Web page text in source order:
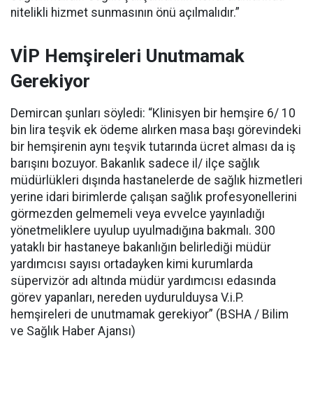
nitelikli hizmet sunmasının önü açılmalıdır.”
VİP Hemşireleri Unutmamak
Gerekiyor
Demircan şunları söyledi: “Klinisyen bir hemşire 6/ 10
bin lira teşvik ek ödeme alırken masa başı görevindeki
bir hemşirenin aynı teşvik tutarında ücret alması da iş
barışını bozuyor. Bakanlık sadece il/ ilçe sağlık
müdürlükleri dışında hastanelerde de sağlık hizmetleri
yerine idari birimlerde çalışan sağlık profesyonellerini
görmezden gelmemeli veya evvelce yayınladığı
yönetmeliklere uyulup uyulmadığına bakmalı. 300
yataklı bir hastaneye bakanlığın belirlediği müdür
yardımcısı sayısı ortadayken kimi kurumlarda
süpervizör adı altında müdür yardımcısı edasında
görev yapanları, nereden uydurulduysa V.i.P.
hemşireleri de unutmamak gerekiyor” (BSHA / Bilim
ve Sağlık Haber Ajansı)